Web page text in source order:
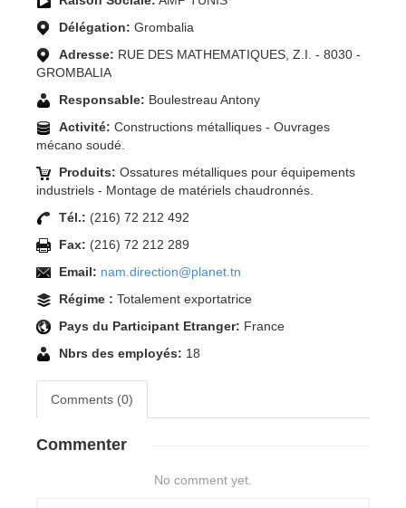
Délégation: Grombalia
Adresse: RUE DES MATHEMATIQUES, Z.I. - 8030 -
GROMBALIA
Responsable: Boulestreau Antony
Activité: Constructions métalliques - Ouvrages
mécano soudé.
Produits: Ossatures métalliques pour équipements
industriels - Montage de matériels chaudronnés.
Tél.: (216) 72 212 492
Fax: (216) 72 212 289
Email: nam.direction@planet.tn
Régime : Totalement exportatrice
Pays du Participant Etranger: France
Nbrs des employés: 18
Comments (0)
Commenter
No comment yet.